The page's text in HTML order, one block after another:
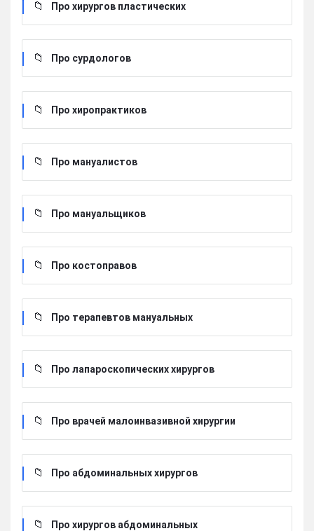
Про хирургов пластических
Про сурдологов
Про хиропрактиков
Про мануалистов
Про мануальщиков
Про костоправов
Про терапевтов мануальных
Про лапароскопических хирургов
Про врачей малоинвазивной хирургии
Про абдоминальных хирургов
Про хирургов абдоминальных